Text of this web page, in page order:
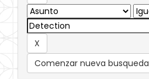
Comenzar nueva busqueda